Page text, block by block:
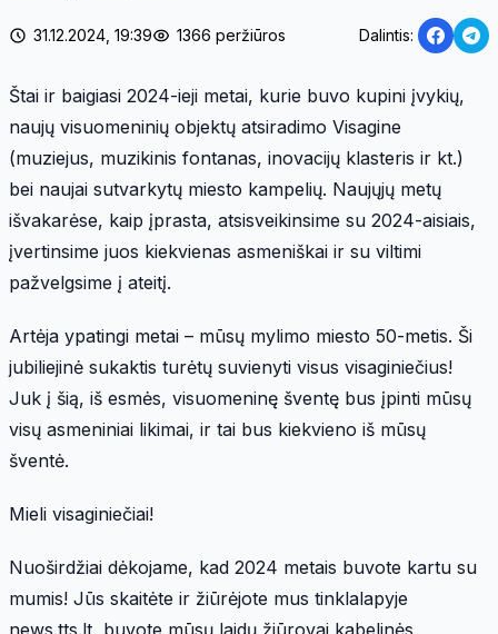
31.12.2024, 19:39 1366 peržiūros Dalintis:
Štai ir baigiasi 2024-ieji metai, kurie buvo kupini įvykių,
naujų visuomeninių objektų atsiradimo Visagine
(muziejus, muzikinis fontanas, inovacijų klasteris ir kt.)
bei naujai sutvarkytų miesto kampelių. Naujųjų metų
išvakarėse, kaip įprasta, atsisveikinsime su 2024-aisiais,
įvertinsime juos kiekvienas asmeniškai ir su viltimi
pažvelgsime į ateitį.
Artėja ypatingi metai – mūsų mylimo miesto 50-metis. Ši
jubiliejinė sukaktis turėtų suvienyti visus visaginiečius!
Juk į šią, iš esmės, visuomeninę šventę bus įpinti mūsų
visų asmeniniai likimai, ir tai bus kiekvieno iš mūsų
šventė.
Mieli visaginiečiai!
Nuoširdžiai dėkojame, kad 2024 metais buvote kartu su
mumis! Jūs skaitėte ir žiūrėjote mus tinklalapyje
news.tts.lt, buvote mūsų laidų žiūrovai kabelinės